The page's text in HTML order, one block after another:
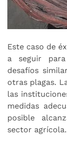
Este caso de
a seguir
desafíos
otras plagas.
las
medidas
posible
sector agrícola.